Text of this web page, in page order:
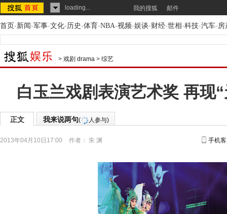
loading... 我的搜狐 邮件
首页-新闻-军事-文化-历史-体育-NBA-视频-娱谈-财经-世相-科技-汽车-房
> 戏剧 drama > 综艺
白玉兰戏剧表演艺术奖 再现
正文 我来说两句( 人参与)
2013年04月10日17:00 作者： 朱 渊 手机